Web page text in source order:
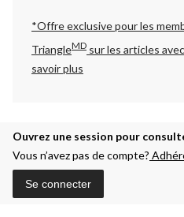
*Offre exclusive pour les
TriangleMD sur les articles
savoir plus
Ouvrez une session pour
Vous n’avez pas de compte?
Se connecter